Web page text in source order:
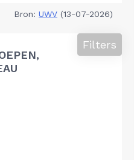
Bron: UWV (13-07-2026)
Filters